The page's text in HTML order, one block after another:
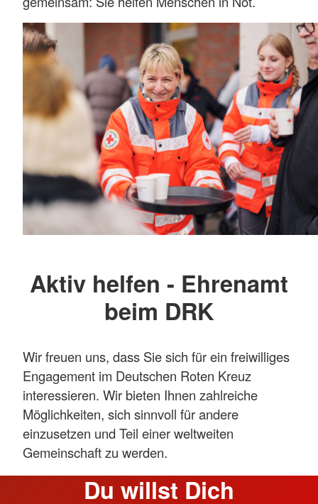
Aktiv helfen - Ehrenamt
beim DRK
Wir freuen uns, dass Sie sich für ein freiwilliges
Engagement im Deutschen Roten Kreuz
interessieren. Wir bieten Ihnen zahlreiche
Möglichkeiten, sich sinnvoll für andere
einzusetzen und Teil einer weltweiten
Gemeinschaft zu werden.
Du willst Dich